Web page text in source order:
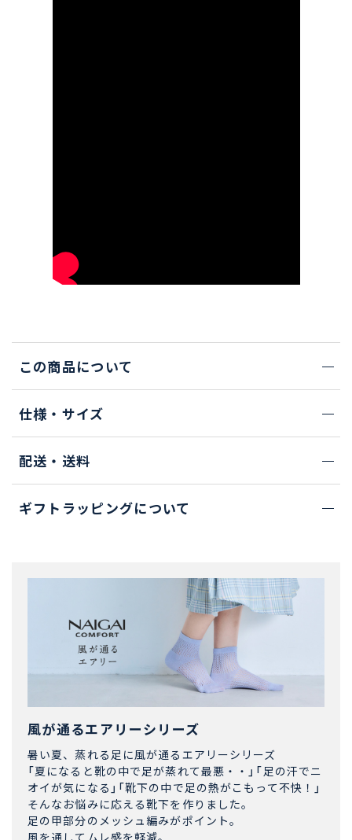
この商品について
仕様・サイズ
配送・送料
ギフトラッピングについて
風が通るエアリーシリーズ
暑い夏、蒸れる足に風が通るエアリーシリーズ
「夏になると靴の中で足が蒸れて最悪・・」「足の汗でニ
オイが気になる」「靴下の中で足の熱がこもって不快！」
そんなお悩みに応える靴下を作りました。
足の甲部分のメッシュ編みがポイント。